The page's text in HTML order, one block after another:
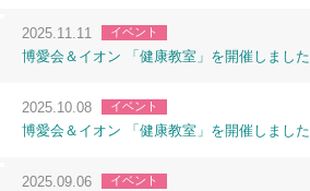
2025.11.11 イベント
博愛会＆イオン 「健康教室」を開催しました
2025.10.08 イベント
博愛会＆イオン 「健康教室」を開催しました
2025.09.06 イベント